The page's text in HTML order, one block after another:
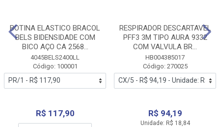
BOTINA ELASTICO BRACOL
BELS BIDENSIDADE COM
BICO AÇO CA 2568...
4045BELS2400LL
Código: 100001
R$ 117,90
RESPIRADOR DESCARTAVEL
PFF3 3M TIPO AURA 9332
COM VALVULA BR...
HB004385017
Código: 270025
R$ 94,19
Unidade: R$ 18,84